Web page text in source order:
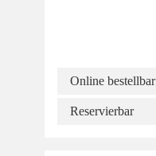
Online bestellbar
Reservierbar